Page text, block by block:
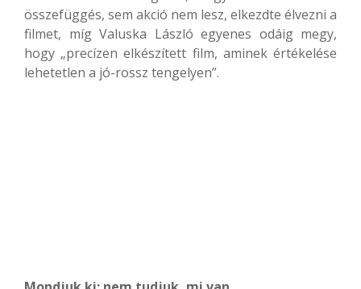
összefüggés, sem akció nem lesz, elkezdte élvezni a
filmet, míg Valuska László egyenes odáig megy,
hogy „precízen elkészített film, aminek értékelése
lehetetlen a jó-rossz tengelyen”.